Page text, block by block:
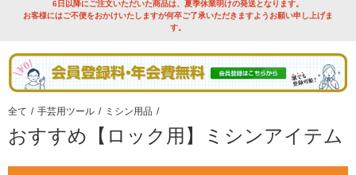
6日以降にご注文いただいた商品は、夏季休業明けの発送となります。
お客様にはご不便をおかけいたしますが何卒ご了承いただきますようお願い申し上げま
す。
全て / 手芸用ツール / ミシン用品 /
おすすめ【ロック用】ミシンアイテム